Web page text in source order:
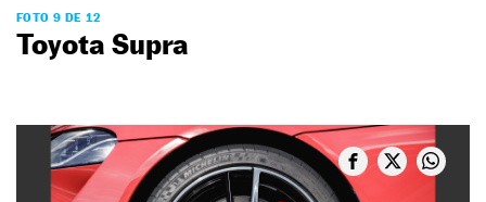
FOTO 9 DE 12
Toyota Supra